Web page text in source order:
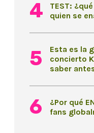
TEST:
quien se
Esta es la
concierto
saber
¿Por qué
fans